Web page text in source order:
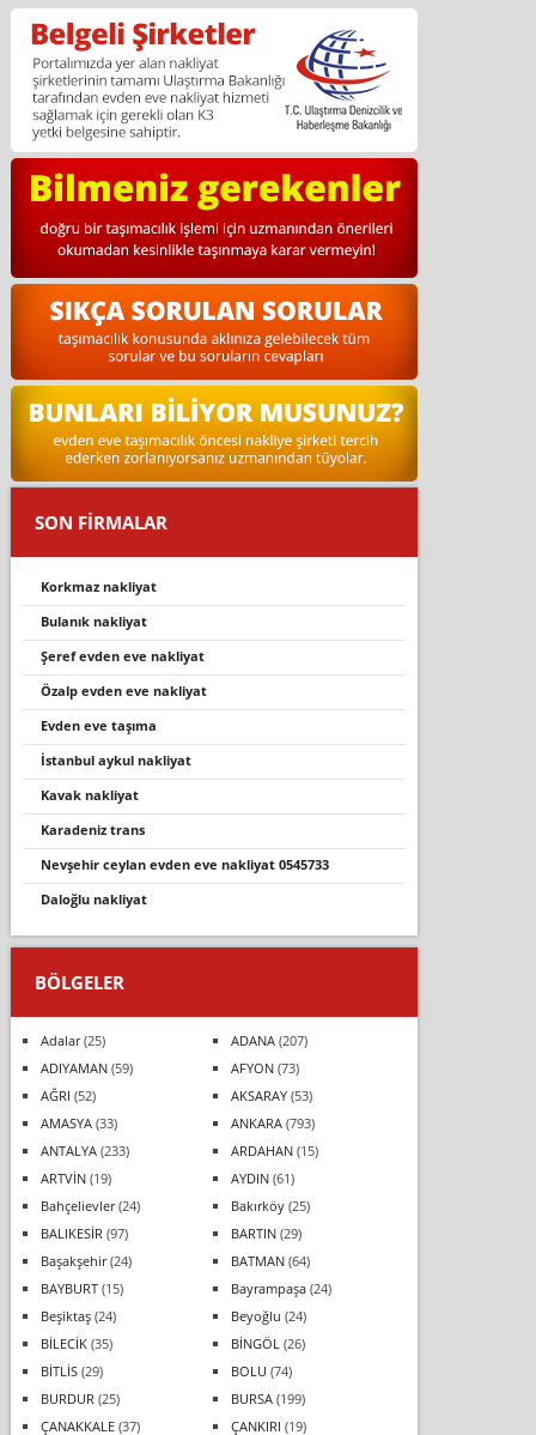
SON FİRMALAR
korkmaz nakliyat
bulanik nakli̇yat
şeref evden eve nakliyat
özalp evden eve nakli̇yat
evden eve taşima
i̇stanbul aykul nakliyat
kavak nakliyat
karadeniz trans
nevşehi̇r ceylan evden eve nakli̇yat 0545733
daloğlu nakli̇yat
BÖLGELER
Adalar(25) ADANA(207)
ADIYAMAN(59) AFYON(73)
AĞRI (52) AKSARAY(53)
AMASYA(33) ANKARA(793)
ANTALYA(233) ARDAHAN(15)
ARTVİN(19) AYDIN(61)
Bahçelievler(24) Bakırköy(25)
BALIKESİR (97) BARTIN(29)
Başakşehir(24) BATMAN(64)
BAYBURT(15) Bayrampaşa(24)
Beşiktaş(24) Beyoğlu (24)
BİLECİK(35) BİNGÖL (26)
BİTLİS(29) BOLU (74)
BURDUR (25) BURSA(199)
ÇANAKKALE(37) ÇANKIRI (19)